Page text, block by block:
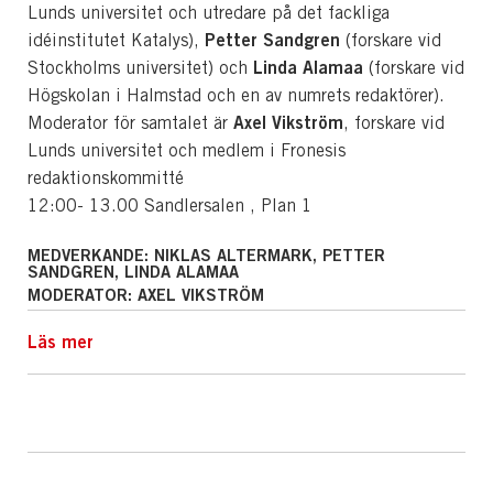
Lunds universitet och utredare på det fackliga
idéinstitutet Katalys), Petter Sandgren (forskare vid
Stockholms universitet) och Linda Alamaa (forskare vid
Högskolan i Halmstad och en av numrets redaktörer).
Moderator för samtalet är Axel Vikström, forskare vid
Lunds universitet och medlem i Fronesis
redaktionskommitté
12:00- 13.00 Sandlersalen , Plan 1
MEDVERKANDE: NIKLAS ALTERMARK, PETTER
SANDGREN, LINDA ALAMAA
MODERATOR: AXEL VIKSTRÖM
Läs mer